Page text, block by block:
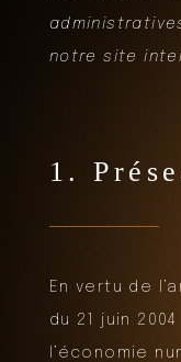
notre site
1.
En vertu de
du 21 juin
l’économie